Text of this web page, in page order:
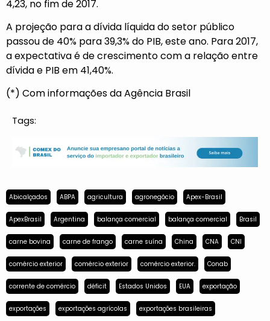
4,23, no fim de 2017.
A projeção para a dívida líquida do setor público
passou de 40% para 39,3% do PIB, este ano. Para 2017,
a expectativa é de crescimento com a relação entre
dívida e PIB em 41,40%.
(*) Com informações da Agência Brasil
Tags:
Abicalçados ABPA agricultura agronegócio Apex-Brasil
ApexBrasil Argentina balança comercial balança comercial Brasil
carne bovina carne de frango carne suína China CNA CNI
comércio exterior comércio exterior comércio exterior. Conab
corrente de comércio déficit Estados Unidos EUA exportação
exportações exportações agrícolas exportações brasileiras